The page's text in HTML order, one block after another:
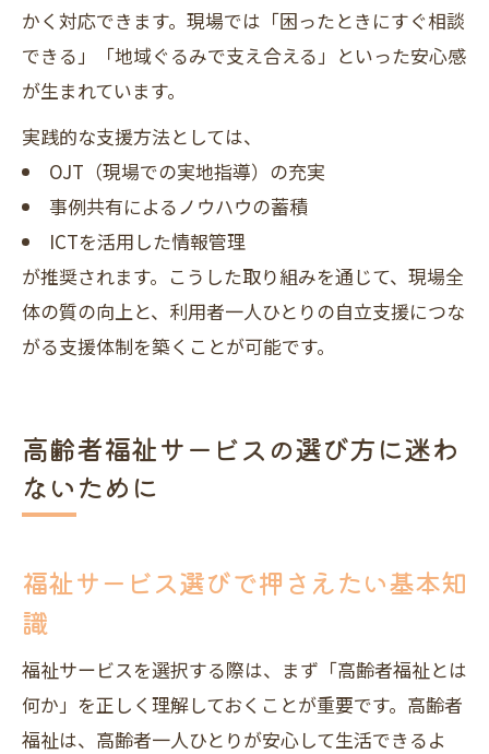
かく対応できます。現場では「困ったときにすぐ相談
できる」「地域ぐるみで支え合える」といった安心感
が生まれています。
実践的な支援方法としては、
OJT（現場での実地指導）の充実
事例共有によるノウハウの蓄積
ICTを活用した情報管理
が推奨されます。こうした取り組みを通じて、現場全
体の質の向上と、利用者一人ひとりの自立支援につな
がる支援体制を築くことが可能です。
高齢者福祉サービスの選び方に迷わ
ないために
福祉サービス選びで押さえたい基本知
識
福祉サービスを選択する際は、まず「高齢者福祉とは
何か」を正しく理解しておくことが重要です。高齢者
福祉は、高齢者一人ひとりが安心して生活できるよ